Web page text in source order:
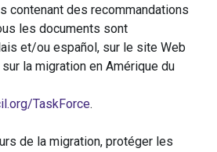
contenant des recommandations
les documents sont
et/ou español, sur le site Web
la migration en Amérique du
TaskForce.
de la migration, protéger les